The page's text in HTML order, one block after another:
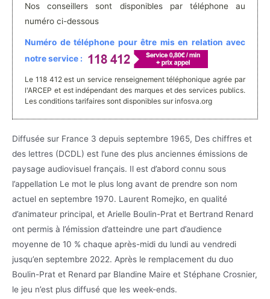
Nos conseillers sont disponibles par téléphone au
numéro ci-dessous
Numéro de téléphone pour être mis en relation avec
notre service :
Le 118 412 est un service renseignement téléphonique agrée par
l'ARCEP et est indépendant des marques et des services publics.
Les conditions tarifaires sont disponibles sur infosva.org
Diffusée sur France 3 depuis septembre 1965, Des chiffres et
des lettres (DCDL) est l’une des plus anciennes émissions de
paysage audiovisuel français. Il est d’abord connu sous
l’appellation Le mot le plus long avant de prendre son nom
actuel en septembre 1970. Laurent Romejko, en qualité
d’animateur principal, et Arielle Boulin-Prat et Bertrand Renard
ont permis à l’émission d’atteindre une part d’audience
moyenne de 10 % chaque après-midi du lundi au vendredi
jusqu’en septembre 2022. Après le remplacement du duo
Boulin-Prat et Renard par Blandine Maire et Stéphane Crosnier,
le jeu n’est plus diffusé que les week-ends.